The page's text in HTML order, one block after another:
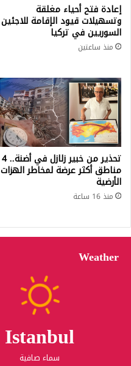
إعادة فتح أحياء مغلقة
وتسهيلات قيود الإقامة للاجئين
السوريين في تركيا
منذ ساعتين
تحذير من خبير زلازل في أضنة.. 4
مناطق أكثر عرضة لمخاطر الهزات
الأرضية
منذ 16 ساعة
Weather
Istanbul
سماء صافية